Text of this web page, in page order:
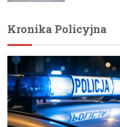
Kronika Policyjna